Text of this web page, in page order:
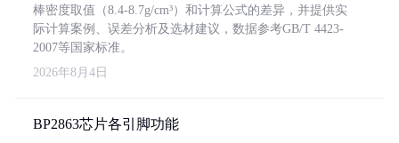
棒密度取值（8.4-8.7g/cm³）和计算公式的差异，并提供实
际计算案例、误差分析及选材建议，数据参考GB/T 4423-
2007等国家标准。
2026年8月4日
BP2863芯片各引脚功能